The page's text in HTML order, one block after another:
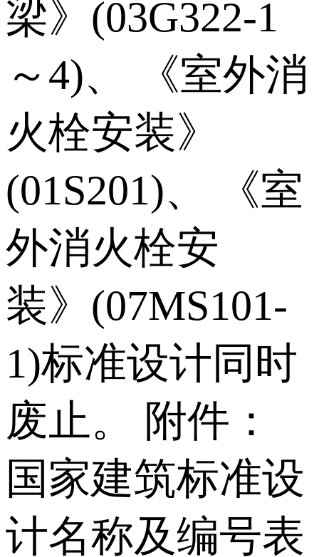
梁》(03G322-1
～4)、 《室外消
火栓安装》
(01S201)、 《室
外消火栓安
装》(07MS101-
1)标准设计同时
废止。 附件：
国家建筑标准设
计名称及编号表